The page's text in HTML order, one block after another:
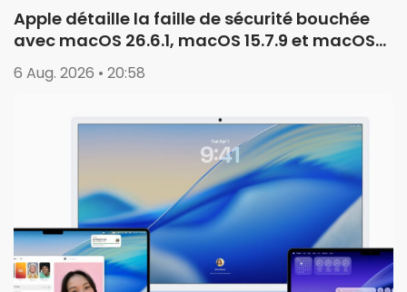
Apple détaille la faille de sécurité bouchée
avec macOS 26.6.1, macOS 15.7.9 et macOS
14.8.9
6 Aug. 2026 • 20:58